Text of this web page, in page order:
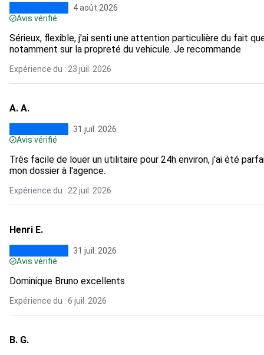
4 août 2026
Avis vérifié
Sérieux, flexible, j'ai senti une attention particulière du fait
notamment sur la propreté du vehicule. Je recommande
Expérience du : 23 juil. 2026
A. A.
31 juil. 2026
Avis vérifié
Très facile de louer un utilitaire pour 24h environ, j'ai été
mon dossier à l'agence.
Expérience du : 22 juil. 2026
Henri E.
31 juil. 2026
Avis vérifié
Dominique Bruno excellents
Expérience du : 6 juil. 2026
B. G.